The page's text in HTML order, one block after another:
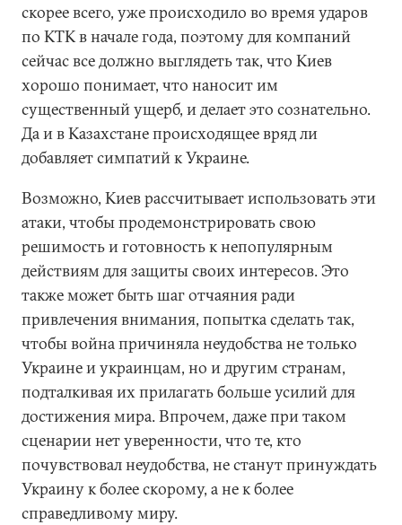
скорее всего, уже происходило во время ударов
по КТК в начале года, поэтому для компаний
сейчас все должно выглядеть так, что Киев
хорошо понимает, что наносит им
существенный ущерб, и делает это сознательно.
Да и в Казахстане происходящее вряд ли
добавляет симпатий к Украине.
Возможно, Киев рассчитывает использовать эти
атаки, чтобы продемонстрировать свою
решимость и готовность к непопулярным
действиям для защиты своих интересов. Это
также может быть шаг отчаяния ради
привлечения внимания, попытка сделать так,
чтобы война причиняла неудобства не только
Украине и украинцам, но и другим странам,
подталкивая их прилагать больше усилий для
достижения мира. Впрочем, даже при таком
сценарии нет уверенности, что те, кто
почувствовал неудобства, не станут принуждать
Украину к более скорому, а не к более
справедливому миру.